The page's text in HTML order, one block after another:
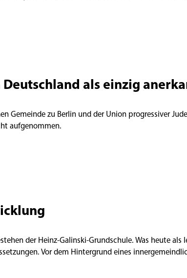
als einzig
Gemeinde zu Berlin und der Union progressiver
aufgenommen.
der Heinz-Galinski-Grundschule. Was heute
Vor dem Hintergrund eines